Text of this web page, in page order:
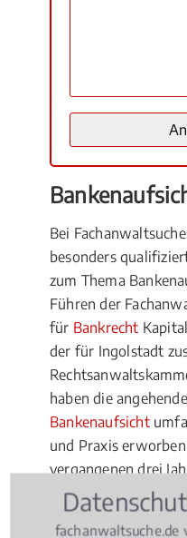
Bei
besonders
zum Thema
Führen der
für Bankrecht
der für Ingolstadt
haben die
Bankenaufsicht
und Praxis
vergangenen drei
Fällen im
haben sie sich in
fachanwaltsuche.de